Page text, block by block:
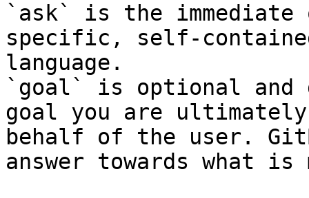
`ask` is the
specific, self-
language.
`goal` is optional and
goal you are
behalf of the user.
answer towards what